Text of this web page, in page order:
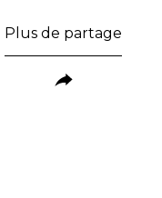
Plus de partage